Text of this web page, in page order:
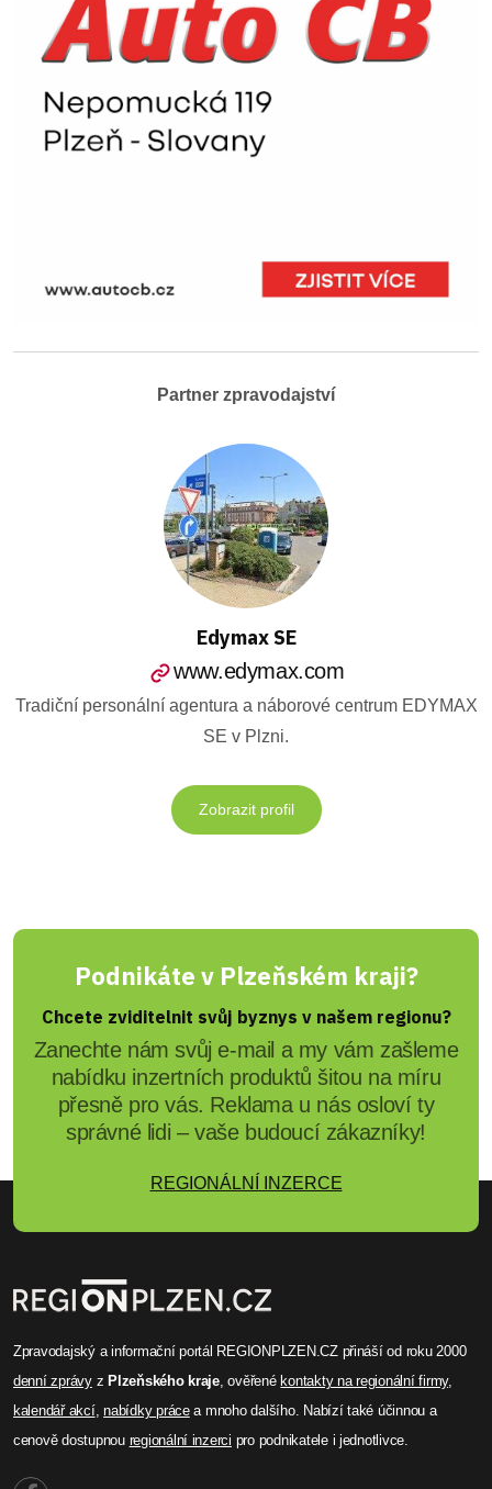
Partner zpravodajství
Edymax SE
www.edymax.com
Tradiční personální agentura a náborové centrum EDYMAX
SE v Plzni.
Zobrazit profil
Podnikáte v Plzeňském kraji?
Chcete zviditelnit svůj byznys v našem regionu?
Zanechte nám svůj e-mail a my vám zašleme
nabídku inzertních produktů šitou na míru
přesně pro vás. Reklama u nás osloví ty
správné lidi – vaše budoucí zákazníky!
REGIONÁLNÍ INZERCE
Zpravodajský a informační portál REGIONPLZEN.CZ přináší od roku 2000
denní zprávyz Plzeňského kraje, ověřené kontakty na regionální firmy,
kalendář akcí,nabídky prácea mnoho dalšího. Nabízí také účinnou a
cenově dostupnou regionální inzerci pro podnikatele i jednotlivce.